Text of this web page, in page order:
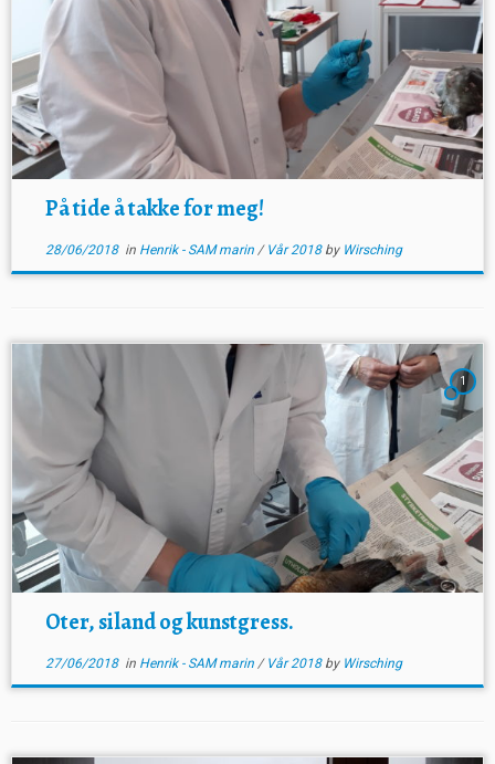
På tide å takke for meg!
28/06/2018in Henrik - SAM marin / Vår 2018 by Wirsching
1
Oter, siland og kunstgress.
27/06/2018in Henrik - SAM marin / Vår 2018 by Wirsching